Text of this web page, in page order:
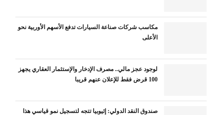
مكاسب شركات صناعة السيارات تدفع الأسهم الأوربية نحو
الأعلى
لوجود عجز مالي.. مصرف الإدخار والإستثمار العقاري يجهز
100 قرض فقط للإعلان عنهم قريبا
صندوق النقد الدولي: إثيوبيا تتجه لتسجيل نمو قياسي هذا